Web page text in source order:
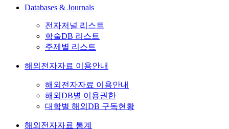
Databases & Journals
전자저널 리스트
학술DB 리스트
주제별 리스트
해외전자자료 이용안내
해외전자자료 이용안내
해외DB별 이용권한
대학별 해외DB 구독현황
해외전자자료 통계